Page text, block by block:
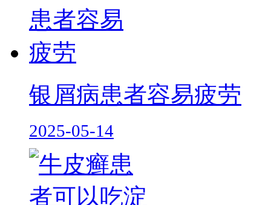
银屑病患者容易疲劳
2025-05-14